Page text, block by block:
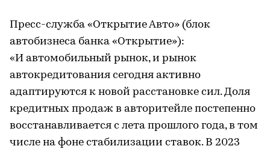
Пресс-служба «Открытие Авто» (блок
автобизнеса банка «Открытие»):
«И автомобильный рынок, и рынок
автокредитования сегодня активно
адаптируются к новой расстановке сил. Доля
кредитных продаж в авторитейле постепенно
восстанавливается с лета прошлого года, в том
числе на фоне стабилизации ставок. В 2023